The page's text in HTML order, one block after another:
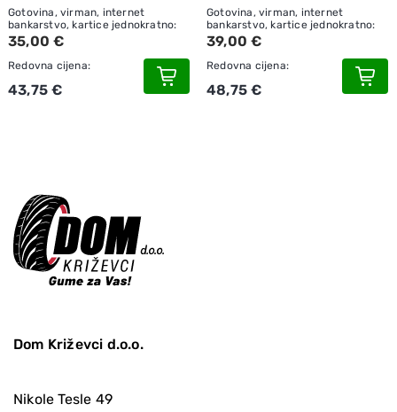
Gotovina, virman, internet
bankarstvo, kartice jednokratno:
35,00 €
Redovna cijena:
43,75 €
Gotovina, virman, internet
bankarstvo, kartice jednokratno:
39,00 €
Redovna cijena:
48,75 €
Dom Križevci d.o.o.
Nikole Tesle 49